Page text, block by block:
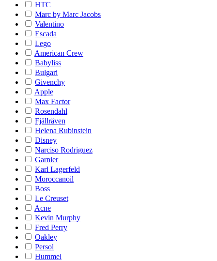
HTC
Marc by Marc Jacobs
Valentino
Escada
Lego
American Crew
Babyliss
Bulgari
Givenchy
Apple
Max Factor
Rosendahl
Fjällräven
Helena Rubinstein
Disney
Narciso Rodriguez
Garnier
Karl Lagerfeld
Moroccanoil
Boss
Le Creuset
Acne
Kevin Murphy
Fred Perry
Oakley
Persol
Hummel